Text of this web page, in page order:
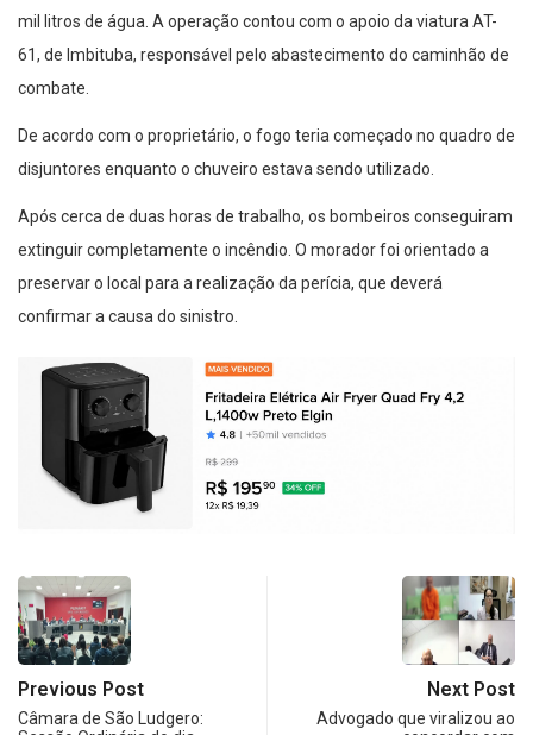
mil litros de água. A operação contou com o apoio da viatura AT-
61, de Imbituba, responsável pelo abastecimento do caminhão de
combate.
De acordo com o proprietário, o fogo teria começado no quadro de
disjuntores enquanto o chuveiro estava sendo utilizado.
Após cerca de duas horas de trabalho, os bombeiros conseguiram
extinguir completamente o incêndio. O morador foi orientado a
preservar o local para a realização da perícia, que deverá
confirmar a causa do sinistro.
Previous Post
Câmara de São Ludgero:
Next Post
Advogado que viralizou ao